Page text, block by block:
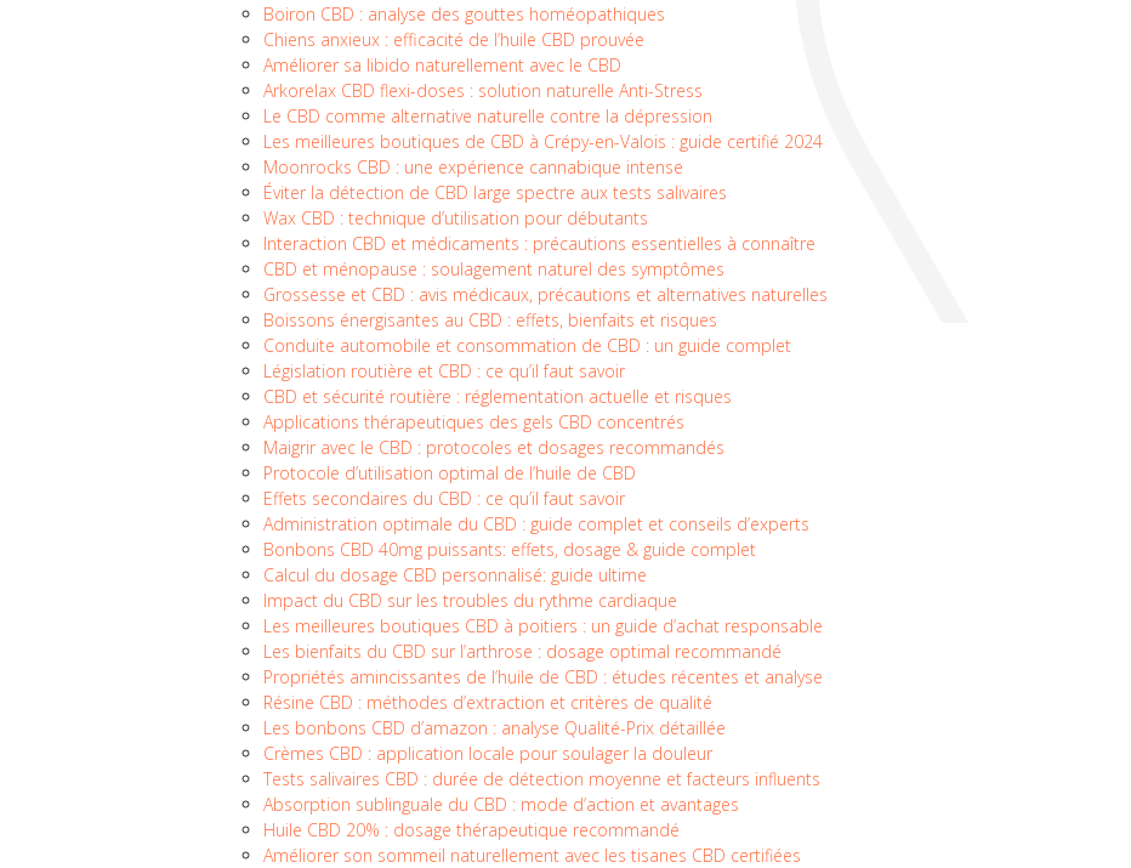
Boiron CBD : analyse des gouttes homéopathiques
Chiens anxieux : efficacité de l’huile CBD prouvée
Améliorer sa libido naturellement avec le CBD
Arkorelax CBD flexi-doses : solution naturelle Anti-Stress
Le CBD comme alternative naturelle contre la dépression
Les meilleures boutiques de CBD à Crépy-en-Valois : guide certifié 2024
Moonrocks CBD : une expérience cannabique intense
Éviter la détection de CBD large spectre aux tests salivaires
Wax CBD : technique d’utilisation pour débutants
Interaction CBD et médicaments : précautions essentielles à connaître
CBD et ménopause : soulagement naturel des symptômes
Grossesse et CBD : avis médicaux, précautions et alternatives naturelles
Boissons énergisantes au CBD : effets, bienfaits et risques
Conduite automobile et consommation de CBD : un guide complet
Législation routière et CBD : ce qu’il faut savoir
CBD et sécurité routière : réglementation actuelle et risques
Applications thérapeutiques des gels CBD concentrés
Maigrir avec le CBD : protocoles et dosages recommandés
Protocole d’utilisation optimal de l’huile de CBD
Effets secondaires du CBD : ce qu’il faut savoir
Administration optimale du CBD : guide complet et conseils d’experts
Bonbons CBD 40mg puissants: effets, dosage & guide complet
Calcul du dosage CBD personnalisé: guide ultime
Impact du CBD sur les troubles du rythme cardiaque
Les meilleures boutiques CBD à poitiers : un guide d’achat responsable
Les bienfaits du CBD sur l’arthrose : dosage optimal recommandé
Propriétés amincissantes de l’huile de CBD : études récentes et analyse
Résine CBD : méthodes d’extraction et critères de qualité
Les bonbons CBD d’amazon : analyse Qualité-Prix détaillée
Crèmes CBD : application locale pour soulager la douleur
Tests salivaires CBD : durée de détection moyenne et facteurs influents
Absorption sublinguale du CBD : mode d’action et avantages
Huile CBD 20% : dosage thérapeutique recommandé
Améliorer son sommeil naturellement avec les tisanes CBD certifiées